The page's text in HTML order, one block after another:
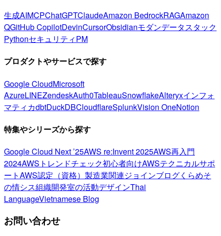
生成AIMCPChatGPTClaudeAmazon BedrockRAGAmazon
QGitHub CopilotDevinCursorObsidianモダンデータスタック
PythonセキュリティPM
プロダクトやサービスで探す
Google CloudMicrosoft
AzureLINEZendeskAuth0TableauSnowflakeAlteryxインフォ
マティカdbtDuckDBCloudflareSplunkVision OneNotion
特集やシリーズから探す
Google Cloud Next ’25AWS re:Invent 2025AWS再入門
2024AWSトレンドチェック初心者向けAWSテクニカルサポ
ートAWS認定（資格） 製造業関連ジョインブログくらめそ
の情シス組織開発室の活動デザインThai
LanguageVietnamese Blog
お問い合わせ